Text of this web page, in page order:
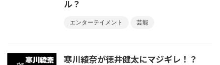
ル？
エンターテイメント 芸能
寒川綾奈が徳井健太にマジギレ！？